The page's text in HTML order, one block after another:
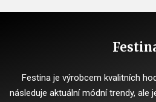
Festina je výrobcem kvalitních
následuje aktuální módní trendy, ale